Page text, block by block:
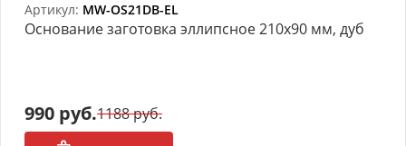
Артикул: MW-OS21DB-EL
Основание заготовка эллипсное 210х90 мм, дуб
990 руб.1188 руб.